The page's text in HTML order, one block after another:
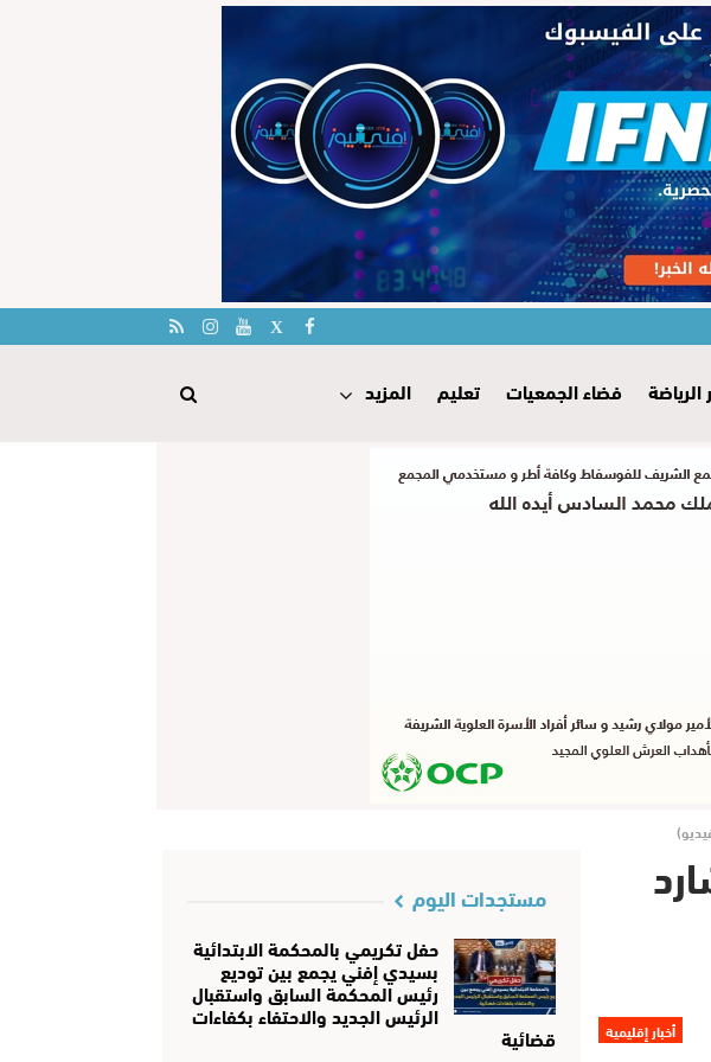
الرياضة فضاء الجمعيات تعليم المزيد
أخبار إقليمية
مستجدات اليوم
حفل تكريمي بالمحكمة الابتدائية
بسيدي إفني يجمع بين توديع
رئيس المحكمة السابق واستقبال
الرئيس الجديد والاحتفاء بكفاءات
قضائية